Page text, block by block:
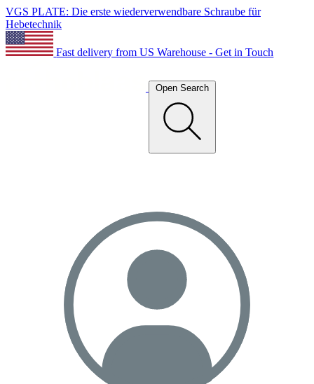
VGS PLATE: Die erste wiederverwendbare Schraube für
Hebetechnik
Fast delivery from US Warehouse - Get in Touch
Open Search